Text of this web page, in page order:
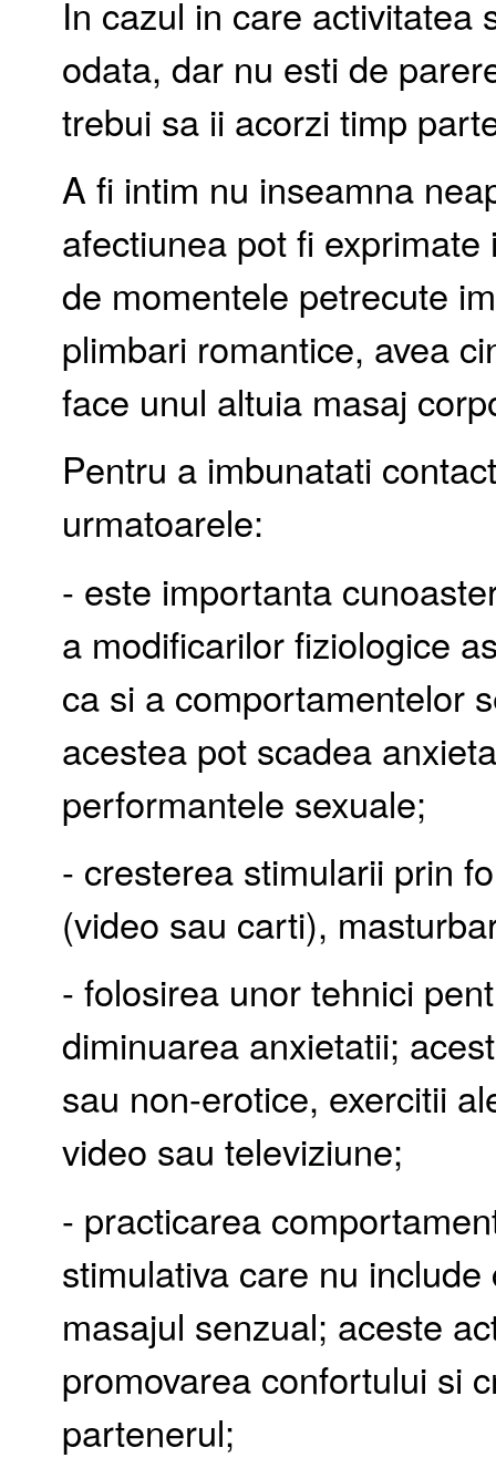
In cazul in care activitatea
odata, dar nu esti de
trebui sa ii acorzi timp
A fi intim nu inseamna
afectiunea pot fi
de momentele petrecute
plimbari romantice, avea
face unul altuia masaj
Pentru a imbunatati
urmatoarele:
- este importanta
a modificarilor fiziologice
ca si a comportamentelor
acestea pot scadea
performantele sexuale;
- cresterea stimularii prin
(video sau carti),
- folosirea unor tehnici
diminuarea anxietatii;
sau non-erotice, exercitii
video sau televiziune;
- practicarea
stimulativa care nu
masajul senzual; aceste
promovarea confortului si
partenerul;